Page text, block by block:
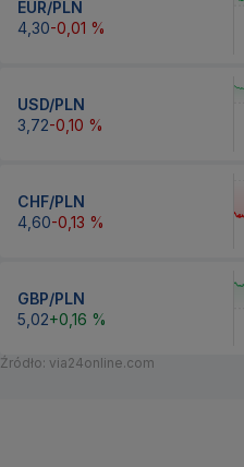
EUR/PLN
4,30-0,01 %
USD/PLN
3,72-0,10 %
CHF/PLN
4,60-0,13 %
GBP/PLN
5,02+0,16 %
Źródło: via24online.com